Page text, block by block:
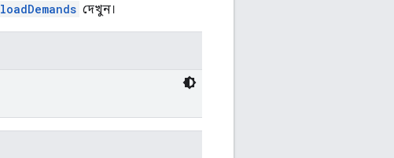
loadDemands দেখুন।